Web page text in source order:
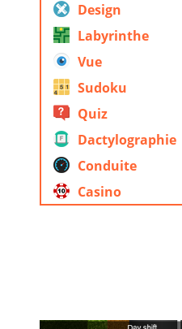
Design
Labyrinthe
Vue
Sudoku
Quiz
Dactylographie
Conduite
Casino